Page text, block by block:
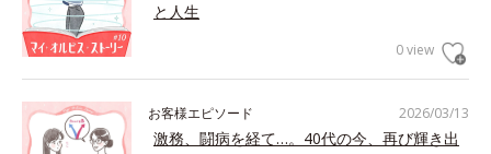
と人生
0 view
2026/03/13
お客様エピソード
激務、闘病を経て…。40代の今、再び輝き出